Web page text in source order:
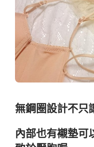
無鋼圈設計不只
內部也有襯墊可